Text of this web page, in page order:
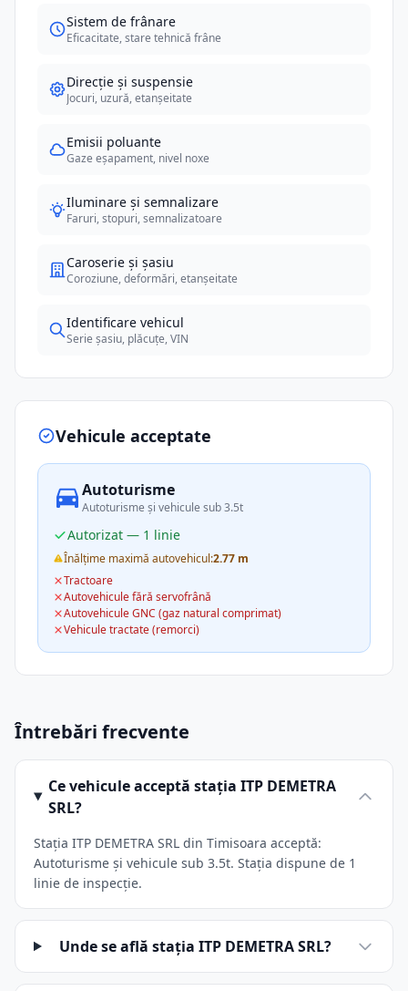
Sistem de frânare
Eficacitate, stare tehnică frâne
Direcție și suspensie
Jocuri, uzură, etanșeitate
Emisii poluante
Gaze eșapament, nivel noxe
Iluminare și semnalizare
Faruri, stopuri, semnalizatoare
Caroserie și șasiu
Coroziune, deformări, etanșeitate
Identificare vehicul
Serie șasiu, plăcuțe, VIN
Vehicule acceptate
Autoturisme
Autoturisme și vehicule sub 3.5t
Autorizat — 1 linie
Înălțime maximă autovehicul:2.77 m
Tractoare
Autovehicule fără servofrână
Autovehicule GNC (gaz natural comprimat)
Vehicule tractate (remorci)
Întrebări frecvente
Ce vehicule acceptă stația ITP DEMETRA
SRL?
Stația ITP DEMETRA SRL din Timisoara acceptă:
Autoturisme și vehicule sub 3.5t. Stația dispune de 1
linie de inspecție.
Unde se află stația ITP DEMETRA SRL?